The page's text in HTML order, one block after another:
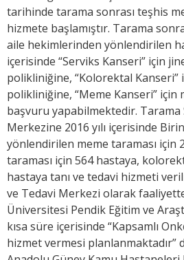
tarihinde tarama sonrası teşhis
hizmete başlamıştır. Tarama
aile hekimlerinden yönlendirilen
içerisinde “Serviks Kanseri” için
polikliniğine, “Kolorektal Kanseri”
polikliniğine, “Meme Kanseri” için
başvuru yapabilmektedir. Tarama
Merkezine 2016 yılı içerisinde
yönlendirilen meme taraması için
taraması için 564 hastaya,
hastaya tanı ve tedavi hizmeti
ve Tedavi Merkezi olarak
Üniversitesi Pendik Eğitim ve
kısa süre içerisinde “Kapsamlı
hizmet vermesi planlanmaktadır”